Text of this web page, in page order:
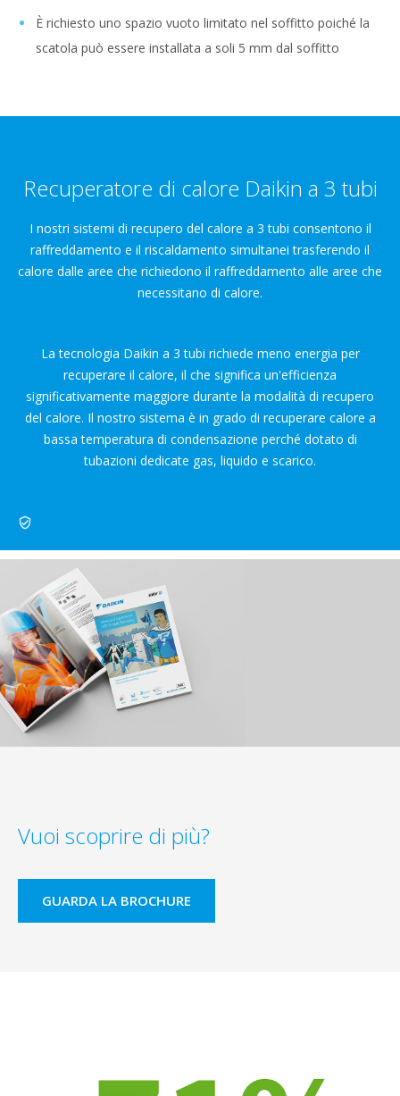
È richiesto uno spazio vuoto limitato nel soffitto poiché la
scatola può essere installata a soli 5 mm dal soffitto
Recuperatore di calore Daikin a 3 tubi
I nostri sistemi di recupero del calore a 3 tubi consentono il
raffreddamento e il riscaldamento simultanei trasferendo il
calore dalle aree che richiedono il raffreddamento alle aree che
necessitano di calore.
La tecnologia Daikin a 3 tubi richiede meno energia per
recuperare il calore, il che significa un'efficienza
significativamente maggiore durante la modalità di recupero
del calore. Il nostro sistema è in grado di recuperare calore a
bassa temperatura di condensazione perché dotato di
tubazioni dedicate gas, liquido e scarico.
Vuoi scoprire di più?
GUARDA LA BROCHURE